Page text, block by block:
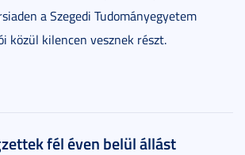
a Szegedi Tudományegyetem
közül kilencen vesznek részt.
fél éven belül állást